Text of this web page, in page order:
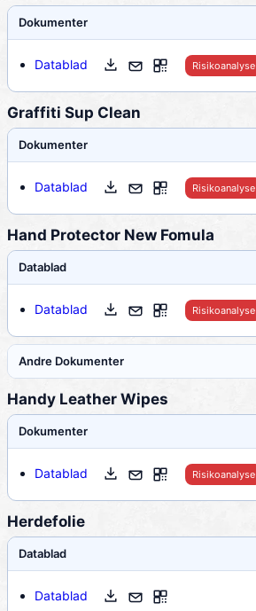
Dokumenter
Datablad Risikoanalyse
Graffiti Sup Clean
Dokumenter
Datablad Risikoanalyse
Hand Protector New Fomula
Datablad
Datablad Risikoanalyse
Andre Dokumenter
Handy Leather Wipes
Dokumenter
Datablad Risikoanalyse
Herdefolie
Datablad
Datablad